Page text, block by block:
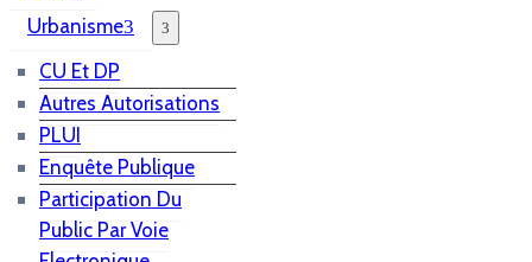
Urbanisme
CU Et DP
Autres Autorisations
PLUI
Enquête Publique
Participation Du
Public Par Voie